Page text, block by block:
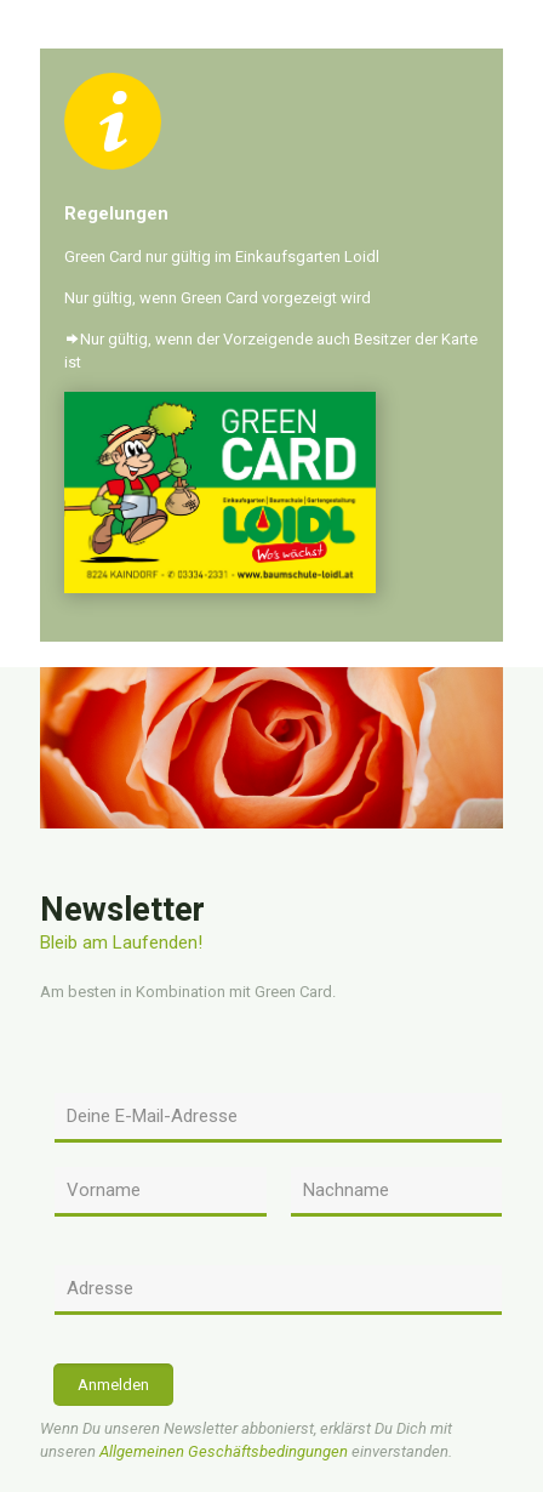
Regelungen
Green Card nur gültig im Einkaufsgarten Loidl
Nur gültig, wenn Green Card vorgezeigt wird
Nur gültig, wenn der Vorzeigende auch Besitzer der Karte
ist
Newsletter
Bleib am Laufenden!
Am besten in Kombination mit Green Card.
Anmelden
Wenn Du unseren Newsletter abbonierst, erklärst Du Dich mit
unserenAllgemeinen Geschäftsbedingungen einverstanden.